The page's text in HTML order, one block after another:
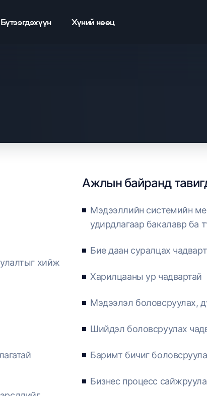
Бүтээгдэхүүн Хүний нөөц
хийж
Ажлын байранд
Мэдээллийн системийн
удирдлагаар бакалавр ба
Бие даан суралцах
Харилцааны ур чадвартай
Мэдээлэл боловсруулах,
Шийдэл боловсруулах
Баримт бичиг
Бизнес процесс